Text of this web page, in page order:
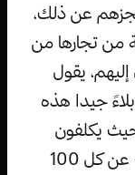
عجزهم عن ذلك،
من تجارها من
يقول
جيدا هذه
حيث يكلفون
مبلغ 20 يوان —حوالي 3 دولارات— عن كل 100